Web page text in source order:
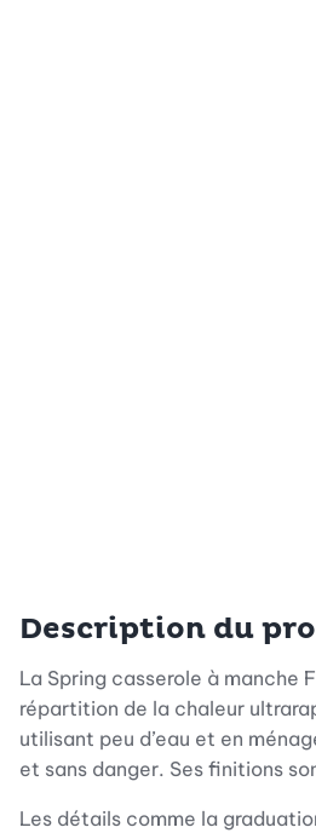
Description du
La Spring casserole à manche
répartition de la chaleur
utilisant peu d’eau et en
et sans danger. Ses finitions
Les détails comme la